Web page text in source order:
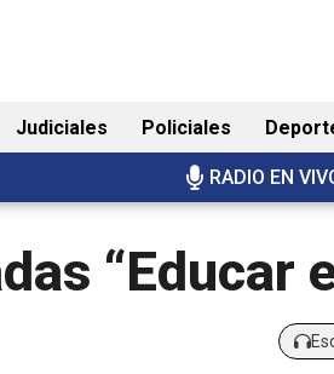
Judiciales Policiales
RADIO EN
“Educar